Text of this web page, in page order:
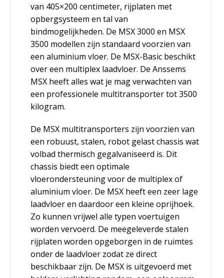
van 405×200 centimeter, rijplaten met
opbergsysteem en tal van
bindmogelijkheden. De MSX 3000 en MSX
3500 modellen zijn standaard voorzien van
een aluminium vloer. De MSX-Basic beschikt
over een multiplex laadvloer. De Anssems
MSX heeft alles wat je mag verwachten van
een professionele multitransporter tot 3500
kilogram.
De MSX multitransporters zijn voorzien van
een robuust, stalen, robot gelast chassis wat
volbad thermisch gegalvaniseerd is. Dit
chassis biedt een optimale
vloerondersteuning voor de multiplex of
aluminium vloer. De MSX heeft een zeer lage
laadvloer en daardoor een kleine oprijhoek.
Zo kunnen vrijwel alle typen voertuigen
worden vervoerd. De meegeleverde stalen
rijplaten worden opgeborgen in de ruimtes
onder de laadvloer zodat ze direct
beschikbaar zijn. De MSX is uitgevoerd met